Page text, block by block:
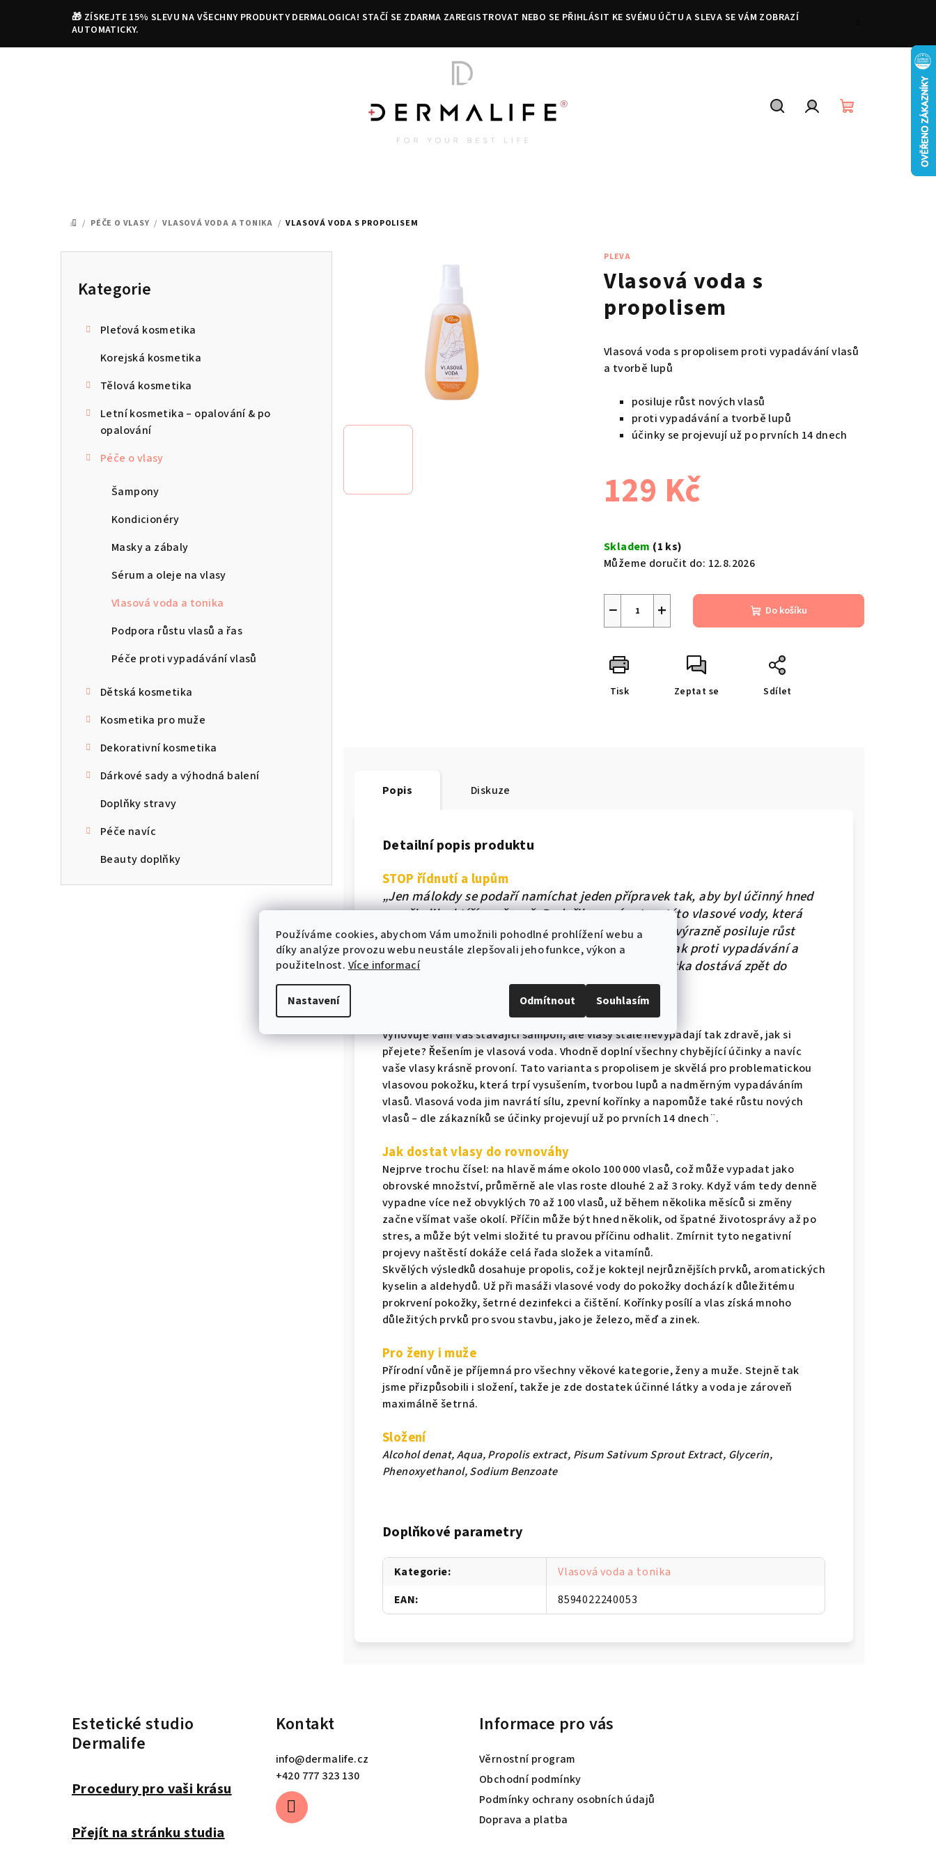
Používáme cookies, abychom Vám umožnili pohodlné prohlížení webu a
díky analýze provozu webu neustále zlepšovali jeho funkce, výkon a
použitelnost. Více informací
Nastavení Odmítnout Souhlasím
🎁 ZÍSKEJTE 15% SLEVU NA VŠECHNY PRODUKTY DERMALOGICA! STAČÍ SE ZDARMA ZAREGISTROVAT NEBO SE PŘIHLÁSIT KE SVÉMU ÚČTU A SLEVA SE VÁM ZOBRAZÍ
AUTOMATICKY.
DOMŮ
/ PÉČE O VLASY / VLASOVÁ VODA A TONIKA / VLASOVÁ VODA S PROPOLISEM
Přeskočit
Kategorie
Pleťová kosmetika
Korejská kosmetika
Tělová kosmetika
Letní kosmetika – opalování & po
opalování
Péče o vlasy
Šampony
Kondicionéry
Masky a zábaly
Sérum a oleje na vlasy
Vlasová voda a tonika
Podpora růstu vlasů a řas
Péče proti vypadávání vlasů
Dětská kosmetika
Kosmetika pro muže
Dekorativní kosmetika
Dárkové sady a výhodná balení
Doplňky stravy
Péče navíc
Beauty doplňky
PLEVA
Vlasová voda s
propolisem
Vlasová voda s propolisem proti vypadávání vlasů
a tvorbě lupů
posiluje růst nových vlasů
proti vypadávání a tvorbě lupů
účinky se projevují už po prvních 14 dnech
129 Kč
cena:
Skladem (1 ks)
Můžeme doručit do: 12.8.2026
+
− Do košíku
Tisk Zeptat se Sdílet
Popis Diskuze
Detailní popis produktu
STOP řídnutí a lupům
„Jen málokdy se podaří namíchat jeden přípravek tak, aby byl účinný hned
na několik obtíží současně. Podařilo se nám to u této vlasové vody, která
kromě propolisu obsahuje speciální výtažek, který výrazně posiluje růst
nových vlasů u mužů i žen již po 14 dnech. Působí jak proti vypadávání a
řídnutí vlasů, tak i proti tvorbě lupů. Pokožku zkrátka dostává zpět do
Regenerace už za 14 dnů
Vyhovuje vám váš stávající šampon, ale vlasy stále nevypadají tak zdravě, jak si
přejete? Řešením je vlasová voda. Vhodně doplní všechny chybějící účinky a navíc
vaše vlasy krásně provoní. Tato varianta s propolisem je skvělá pro problematickou
vlasovou pokožku, která trpí vysušením, tvorbou lupů a nadměrným vypadáváním
vlasů. Vlasová voda jim navrátí sílu, zpevní kořínky a napomůže také růstu nových
vlasů – dle zákazníků se účinky projevují už po prvních 14 dnech¨.
Jak dostat vlasy do rovnováhy
Nejprve trochu čísel: na hlavě máme okolo 100 000 vlasů, což může vypadat jako
obrovské množství, průměrně ale vlas roste dlouhé 2 až 3 roky. Když vám tedy denně
vypadne více než obvyklých 70 až 100 vlasů, už během několika měsíců si změny
začne všímat vaše okolí. Příčin může být hned několik, od špatné životosprávy až po
stres, a může být velmi složité tu pravou příčinu odhalit. Zmírnit tyto negativní
projevy naštěstí dokáže celá řada složek a vitamínů.
Skvělých výsledků dosahuje propolis, což je koktejl nejrůznějších prvků, aromatických
kyselin a aldehydů. Už při masáži vlasové vody do pokožky dochází k důležitému
prokrvení pokožky, šetrné dezinfekci a čištění. Kořínky posílí a vlas získá mnoho
důležitých prvků pro svou stavbu, jako je železo, měď a zinek.
Pro ženy i muže
Přírodní vůně je příjemná pro všechny věkové kategorie, ženy a muže. Stejně tak
jsme přizpůsobili i složení, takže je zde dostatek účinné látky a voda je zároveň
maximálně šetrná.
Složení
Alcohol denat, Aqua, Propolis extract, Pisum Sativum Sprout Extract, Glycerin,
Phenoxyethanol, Sodium Benzoate
Doplňkové parametry
Kategorie:
Vlasová voda a tonika
EAN: 8594022240053
Estetické studio
Dermalife
Procedury pro vaši krásu
Přejít na stránku studia
Kontakt
info@dermalife.cz
+420 777 323 130
Informace pro vás
Věrnostní program
Obchodní podmínky
Podmínky ochrany osobních údajů
Doprava a platba